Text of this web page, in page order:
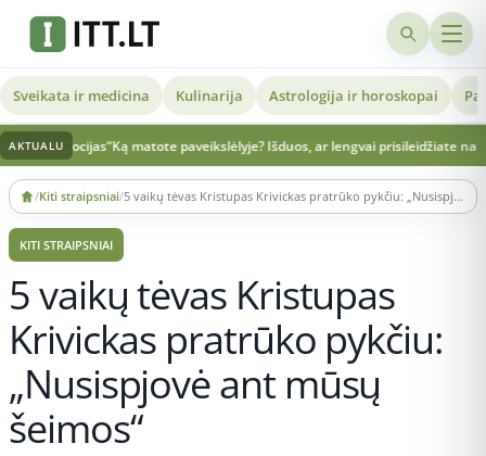
Sveikata ir medicina Kulinarija Astrologija ir horoskopai
AKTUALUKą matote paveikslėlyje? Išduos, ar lengvai prisileidžiate naujus žmones
Skip
to
content
/Kiti straipsniai/ 5 vaikų tėvas Kristupas Krivickas pratrūko pykčiu: „Nusispjovė ant mūsų šeimos“
KITI STRAIPSNIAI
5 vaikų tėvas Kristupas
Krivickas pratrūko pykčiu:
„Nusispjovė ant mūsų
šeimos“